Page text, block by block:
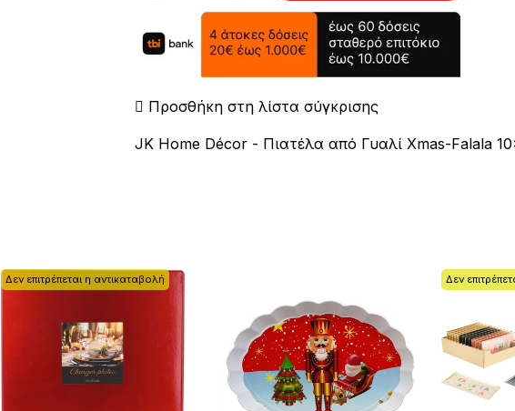
Προσθήκη στη λίστα σύγκρισης
JK Home Décor - Πιατέλα από Γυαλί Xmas-Falala
Δεν επιτρέπεται η αντικαταβολή Δεν